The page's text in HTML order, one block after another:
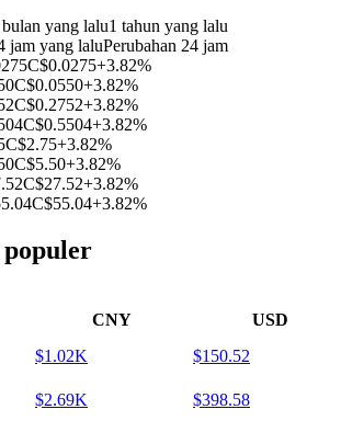
bulan yang lalu1 tahun yang lalu
jam yang laluPerubahan 24 jam
C$0.0275+3.82%
C$0.0550+3.82%
C$0.2752+3.82%
C$0.5504+3.82%
C$2.75+3.82%
C$5.50+3.82%
C$27.52+3.82%
C$55.04+3.82%
CNY USD
$1.02K $150.52
$2.69K $398.58